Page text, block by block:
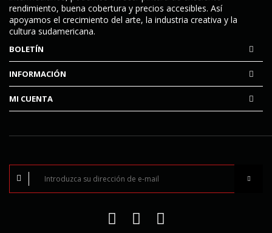
rendimiento, buena cobertura y precios accesibles. Así
apoyamos el crecimiento del arte, la industria creativa y la
cultura sudamericana.
BOLETÍN
INFORMACIÓN
MI CUENTA